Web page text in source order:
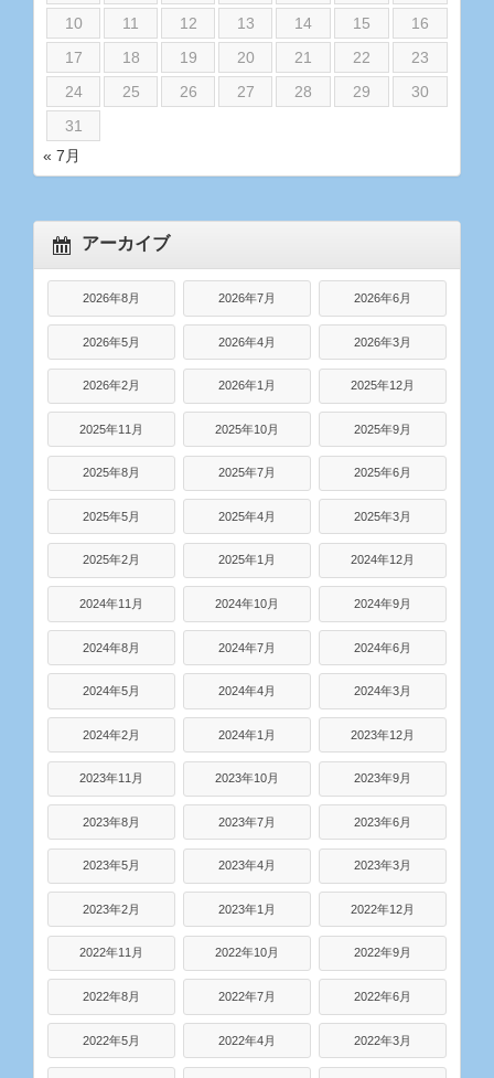
10
11 12 13 14 15
16
17
18 19 20 21 22
23
24
25 26 27 28 29
30
31
« 7月
アーカイブ
2026年8月 2026年7月 2026年6月
2026年5月 2026年4月 2026年3月
2026年2月 2026年1月 2025年12月
2025年11月 2025年10月 2025年9月
2025年8月 2025年7月 2025年6月
2025年5月 2025年4月 2025年3月
2025年2月 2025年1月 2024年12月
2024年11月 2024年10月 2024年9月
2024年8月 2024年7月 2024年6月
2024年5月 2024年4月 2024年3月
2024年2月 2024年1月 2023年12月
2023年11月 2023年10月 2023年9月
2023年8月 2023年7月 2023年6月
2023年5月 2023年4月 2023年3月
2023年2月 2023年1月 2022年12月
2022年11月 2022年10月 2022年9月
2022年8月 2022年7月 2022年6月
2022年5月 2022年4月 2022年3月